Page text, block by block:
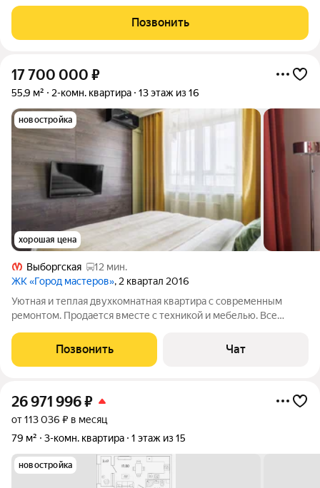
Подземный паркинг со спуском на лифте Дизайнерские лобби
с арт-объектом
Позвонить
17 700 000 ₽
55,9 м² 2-комн. квартира 13 этаж из 16
новостройка
хорошая цена
Выборгская
12 мин.
ЖК «Город мастеров», 2 квартал 2016
Уютная и теплая двухкомнатная квартира с современным
ремонтом. Продается вместе с техникой и мебелью. Все
Изюминкой этой квартиры будет для Вас большой видовой
балкон с которого видны
Позвонить Чат
26 971 996₽
от 113 036 ₽ в месяц
79 м²
3-комн. квартира 1 этаж из 15
новостройка